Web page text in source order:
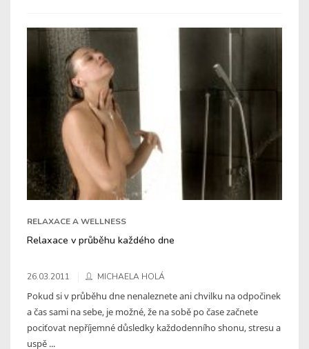
RELAXACE A WELLNESS
Relaxace v průběhu každého dne
26.03.2011 MICHAELA HOLÁ
Pokud si v průběhu dne nenaleznete ani chvilku na odpočinek
a čas sami na sebe, je možné, že na sobě po čase začnete
pociťovat nepříjemné důsledky každodenního shonu, stresu a
uspě ...